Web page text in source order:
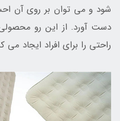
شود و می توان بر روی آن
دست آورد. از این رو
راحتی را برای افراد ایجاد می